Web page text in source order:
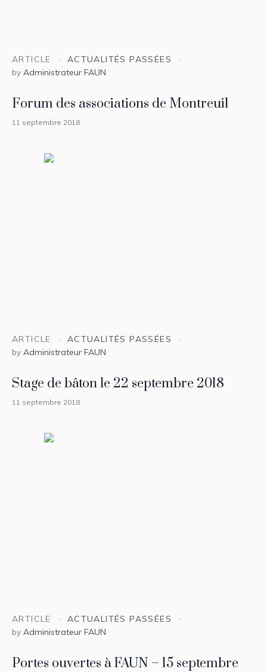
ARTICLE
ACTUALITÉS PASSÉES
by Administrateur FAUN
Forum des associations de Montreuil
11 septembre 2018
ARTICLE
ACTUALITÉS PASSÉES
by Administrateur FAUN
Stage de bâton le 22 septembre 2018
11 septembre 2018
ARTICLE
ACTUALITÉS PASSÉES
by Administrateur FAUN
Portes ouvertes à FAUN – 15 septembre